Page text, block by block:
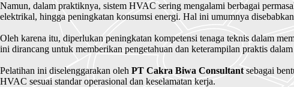
Namun, dalam praktiknya, sistem HVAC sering mengalami berbagai
elektrikal, hingga peningkatan konsumsi energi. Hal ini umumnya
Oleh karena itu, diperlukan peningkatan kompetensi tenaga teknis dalam
ini dirancang untuk memberikan pengetahuan dan keterampilan praktis
Pelatihan ini diselenggarakan oleh PT Cakra Biwa Consultantsebagai
HVAC sesuai standar operasional dan keselamatan kerja.